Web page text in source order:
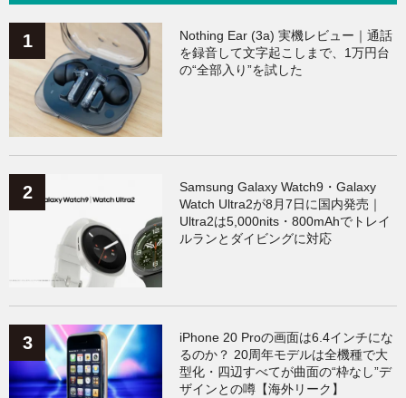
ガジェット（135） （131）
AppleWatchアクセサリー（124） Fitbit
Xiaomi（119）
Nothing Ear (3a) 実機レビュー｜通話
を録音して文字起こしまで、1万円台
の“全部入り”を試した
Samsung Galaxy Watch9・Galaxy
Watch Ultra2が8月7日に国内発売｜
Ultra2は5,000nits・800mAhでトレイ
ルランとダイビングに対応
iPhone 20 Proの画面は6.4インチにな
るのか？ 20周年モデルは全機種で大
型化・四辺すべてが曲面の“枠なし”デ
ザインとの噂【海外リーク】